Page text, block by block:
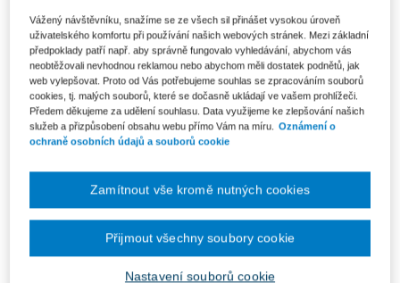
OBSAH
UKÁZKA
Datum vydání 4/2015
Typ produktu ASPI
Komentář zákona o spotřebitelském úvěru (145/2010 Sb.)
procesní.
Autor: Lukáš Vacek
Vážený návštěvníku, snažíme se ze všech sil přinášet vysokou úroveň
uživatelského komfortu při používání našich webových stránek. Mezi základní
předpoklady patří např. aby správně fungovalo vyhledávání, abychom vás
neobtěžovali nevhodnou reklamou nebo abychom měli dostatek podnětů, jak
web vylepšovat. Proto od Vás potřebujeme souhlas se zpracováním souborů
cookies, tj. malých souborů, které se dočasně ukládají ve vašem prohlížeči.
Předem děkujeme za udělení souhlasu. Data využijeme ke zlepšování našich
služeb a přizpůsobení obsahu webu přímo Vám na míru. Oznámení o
ochraně osobních údajů a souborů cookie
Nastavení souborů cookie
Zamítnout vše kromě nutných cookies
Přijmout všechny soubory cookie